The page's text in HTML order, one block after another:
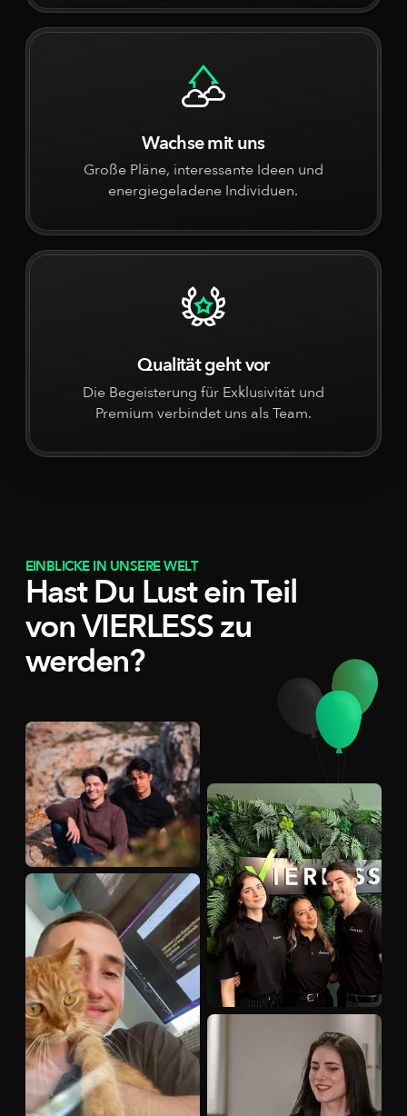
Wachse mit uns
Große Pläne, interessante Ideen und
energiegeladene Individuen.
Qualität geht vor
Die Begeisterung für Exklusivität und
Premium verbindet uns als Team.
EINBLICKE IN UNSERE WELT
Hast Du Lust ein Teil
von VIERLESS zu
werden?